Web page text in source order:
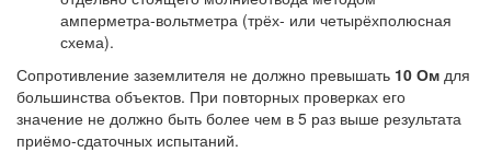
амперметра-вольтметра (трёх- или четырёхполюсная
схема).
Сопротивление заземлителя не должно превышать 10 Ом для
большинства объектов. При повторных проверках его
значение не должно быть более чем в 5 раз выше результата
приёмо-сдаточных испытаний.